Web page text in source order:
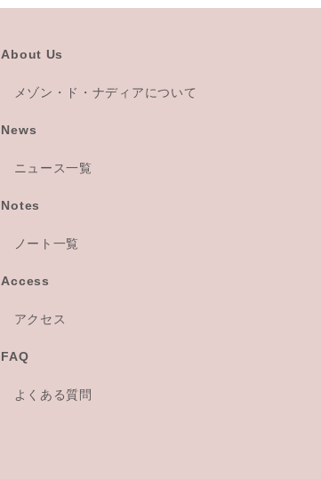
About Us
メゾン・ド・ナディアについて
News
ニュース一覧
Notes
ノート一覧
Access
アクセス
FAQ
よくある質問